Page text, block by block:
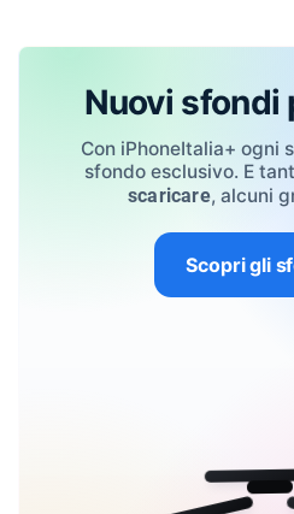
Nuovi sfondi
Con iPhoneItalia+ ogni
sfondo esclusivo. E
scaricare, alcuni
Scopri gli